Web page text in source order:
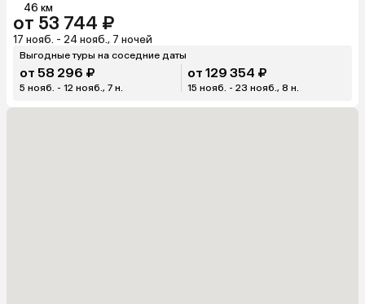
46 км
от 53 744 ₽
17 нояб. - 24 нояб., 7 ночей
Выгодные туры на соседние даты
от 58 296 ₽
5 нояб. - 12 нояб., 7 н.
от 129 354 ₽
15 нояб. - 23 нояб., 8 н.